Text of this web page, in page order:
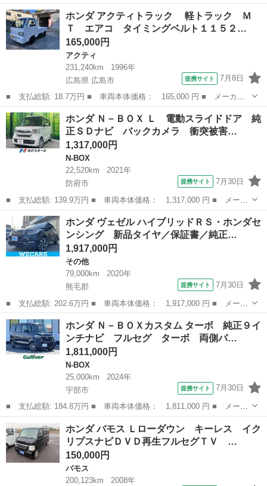
名： ホンダ ■ 車種名： Ｎ－ＢＯＸカスタム ■ グレード名：
Ｇ・ターボＬパッケージ 純正ＳＤナビ ＴＶ ＤＶＤ再生 Ｂｌｕ
ｅｔｏｏｔｈ...
山口 山口市 N-BOX
ホンダ アクティトラック 軽トラック Ｍ
Ｔ エアコ タイミングベルト１１５２…
165,000円
アクティ
231,240km
1996年
広島県 広島市
提携サイト 7月8日
■ 支払総額: 18.7万円 ■ 車両本体価格： 165,000 円 ■ メーカー
名： ホンダ ■ 車種名： アクティトラック ■ グレード名：
軽トラック ＭＴ エアコ タイミングベルト１１５２７５ｋｍ交
換・２１２７７...
広島 広島市 アクティ
ホンダ Ｎ－ＢＯＸ Ｌ 電動スライドドア 純
正ＳＤナビ バックカメラ 衝突被害…
1,317,000円
N-BOX
22,520km
2021年
防府市
提携サイト 7月30日
■ 支払総額: 139.9万円 ■ 車両本体価格： 1,317,000 円 ■ メーカ
ー名： ホンダ ■ 車種名： Ｎ－ＢＯＸ ■ グレード名： Ｌ 電
動スライドドア 純正ＳＤナビ バックカメラ 衝突被害軽減システ
ム シー...
山口 防府市 N-BOX
ホンダ ヴェゼル ハイブリッドＲＳ・ホンダセ
ンシング 新品タイヤ／保証書／純正…
1,917,000円
その他
79,000km
2020年
熊毛郡
提携サイト 7月30日
■ 支払総額: 202.6万円 ■ 車両本体価格： 1,917,000 円 ■ メーカ
ー名： ホンダ ■ 車種名： ヴェゼル ■ グレード名： ハイブリ
ッドＲＳ・ホンダセンシング 新品タイヤ／保証書／純正 ８イン
チ ＳＤナ...
山口 熊毛郡 その他
ホンダ Ｎ－ＢＯＸカスタム ターボ 純正９イ
ンチナビ フルセグ ターボ 両側パ…
1,811,000円
N-BOX
25,000km
2024年
宇部市
提携サイト 7月30日
■ 支払総額: 184.8万円 ■ 車両本体価格： 1,811,000 円 ■ メーカ
ー名： ホンダ ■ 車種名： Ｎ－ＢＯＸカスタム ■ グレード
名： ターボ 純正９インチナビ フルセグ ターボ 両側パワス
ラ 前後ドラレ...
宇部市 N-BOX
ホンダ バモス Ｌローダウン キーレス イク
リプスナビＤＶＤ再生フルセグＴＶ …
150,000円
バモス
200,123km
2008年